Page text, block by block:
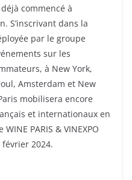
commencé à
S’inscrivant dans la
par le groupe
sur les
à New York,
Amsterdam et New
mobilisera encore
et internationaux en
PARIS & VINEXPO
février 2024.